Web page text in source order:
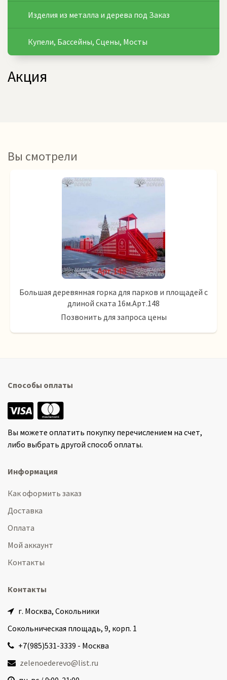
Изделия из металла и дерева под Заказ
Купели, Бассейны, Сцены, Мосты
Акция
Вы смотрели
Большая деревянная горка для парков и площадей с
длиной ската 16м.Арт.148
Позвонить для запроса цены
Способы оплаты
Вы можете оплатить покупку перечислением на счет,
либо выбрать другой способ оплаты.
Информация
Как оформить заказ
Доставка
Оплата
Мой аккаунт
Контакты
Контакты
г. Москва, Сокольники
Сокольническая площадь, 9, корп. 1
+7(985)531-3339 - Москва
zelenoederevo@list.ru